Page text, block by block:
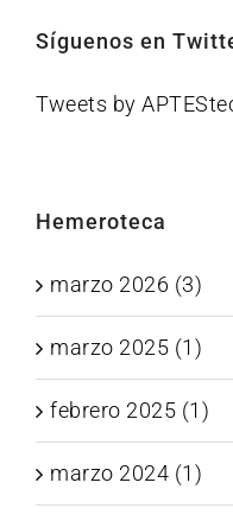
Síguenos en
Tweets by
Hemeroteca
marzo 2026 (3)
marzo 2025 (1)
febrero 2025 (1)
marzo 2024 (1)